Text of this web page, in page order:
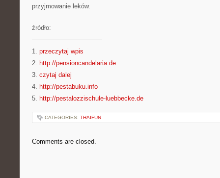
przyjmowanie leków.
źródło:
———————————
1. przeczytaj wpis
2. http://pensioncandelaria.de
3. czytaj dalej
4. http://pestabuku.info
5. http://pestalozzischule-luebbecke.de
CATEGORIES: THAIFUN
Comments are closed.